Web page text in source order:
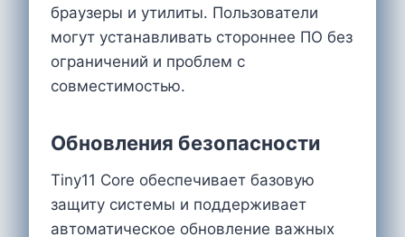
браузеры и утилиты. Пользователи
могут устанавливать стороннее ПО без
ограничений и проблем с
совместимостью.
Обновления безопасности
Tiny11 Core обеспечивает базовую
защиту системы и поддерживает
автоматическое обновление важных